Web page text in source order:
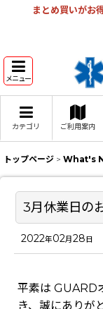
まとめ買いがお
メニュー
カテゴリ ご利用案内
トップページ > What's
3月休業日の
2022年02月 28 日
平素は GUARD
き、誠にありが